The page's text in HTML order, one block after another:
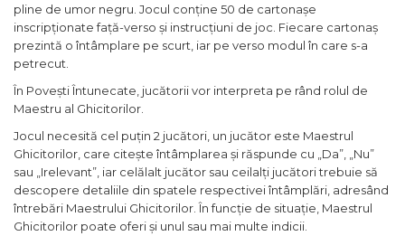
pline de umor negru. Jocul conține 50 de cartonașe
inscripționate față-verso și instrucțiuni de joc. Fiecare cartonaș
prezintă o întâmplare pe scurt, iar pe verso modul în care s-a
petrecut.
În Povești Întunecate, jucătorii vor interpreta pe rând rolul de
Maestru al Ghicitorilor.
Jocul necesită cel puțin 2 jucători, un jucător este Maestrul
Ghicitorilor, care citește întâmplarea și răspunde cu „Da”, „Nu”
sau „Irelevant”, iar celălalt jucător sau ceilalți jucători trebuie să
descopere detaliile din spatele respectivei întâmplări, adresând
întrebări Maestrului Ghicitorilor. În funcție de situație, Maestrul
Ghicitorilor poate oferi și unul sau mai multe indicii.